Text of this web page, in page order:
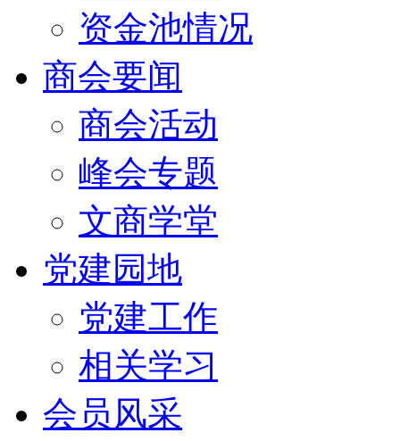
资金池情况
商会要闻
商会活动
峰会专题
文商学堂
党建园地
党建工作
相关学习
会员风采